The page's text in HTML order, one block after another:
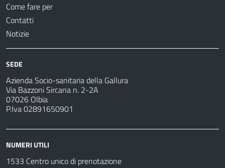
Come fare per
Contatti
Notizie
SEDE
Azienda Socio-sanitaria della Gallura
Via Bazzoni Sircana n. 2-2A
07026 Olbia
P.Iva 02891650901
NUMERI UTILI
1533 Centro unico di prenotazione